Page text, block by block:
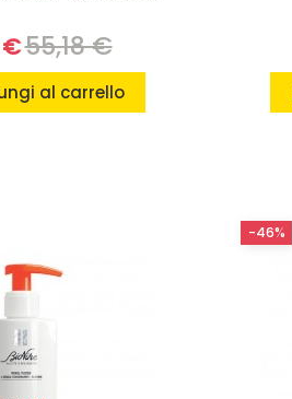
€55,18 €
al carrello
-46%